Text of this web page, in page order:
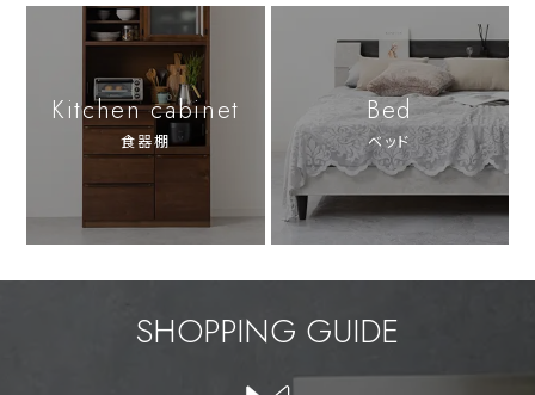
Kitchen cabinet
食器棚
Bed
ベッド
SHOPPING GUIDE